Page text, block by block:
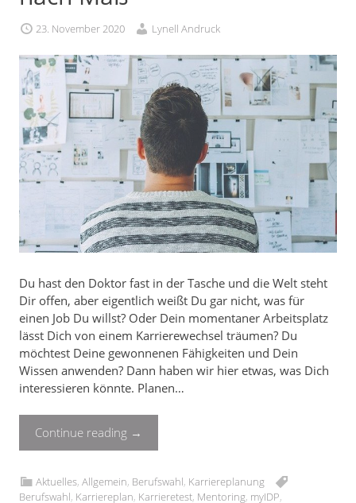
23. November 2020 Lynell Andruck
Du hast den Doktor fast in der Tasche und die Welt steht
Dir offen, aber eigentlich weißt Du gar nicht, was für
einen Job Du willst? Oder Dein momentaner Arbeitsplatz
lässt Dich von einem Karrierewechsel träumen? Du
möchtest Deine gewonnenen Fähigkeiten und Dein
Wissen anwenden? Dann haben wir hier etwas, was Dich
interessieren könnte. Planen…
Continue reading →
Aktuelles,Allgemein, Berufswahl, Karriereplanung
Berufswahl, Karriereplan, Karrieretest, Mentoring, myIDP,